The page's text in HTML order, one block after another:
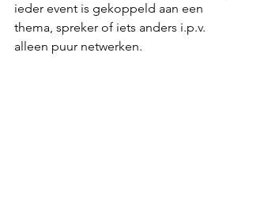
ieder event is gekoppeld aan een
thema, spreker of iets anders i.p.v.
alleen puur netwerken.